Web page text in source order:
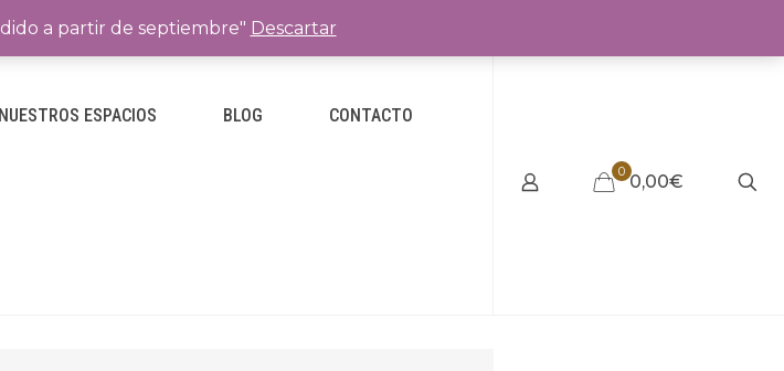
NUESTROS ESPACIOS BLOG CONTACTO
0 0,00€
a partir de septiembre" Descartar